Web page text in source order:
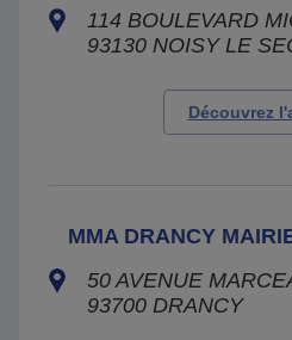
114 BOULEVARD
93130 NOISY LE
Découvrez
MMA DRANCY
50 AVENUE
93700 DRANCY